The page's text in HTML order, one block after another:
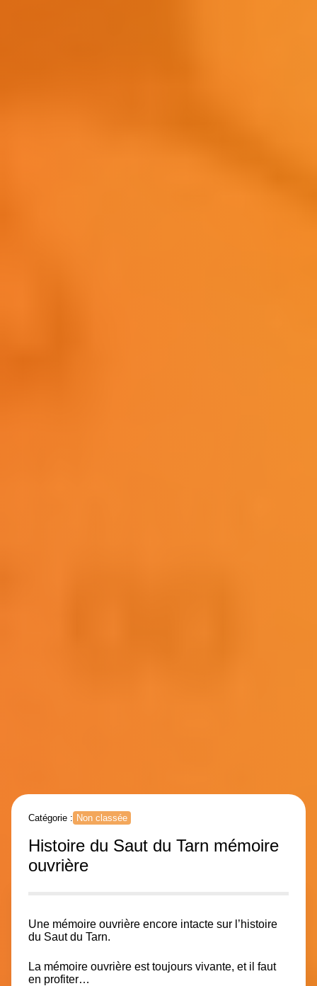
Catégorie : Non classée
Histoire du Saut du Tarn mémoire
ouvrière
Une mémoire ouvrière encore intacte sur l’histoire
du Saut du Tarn.
La mémoire ouvrière est toujours vivante, et il faut
en profiter…